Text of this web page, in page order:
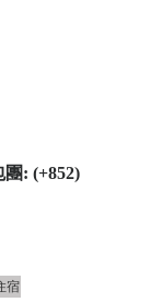
團: (+852)
宿